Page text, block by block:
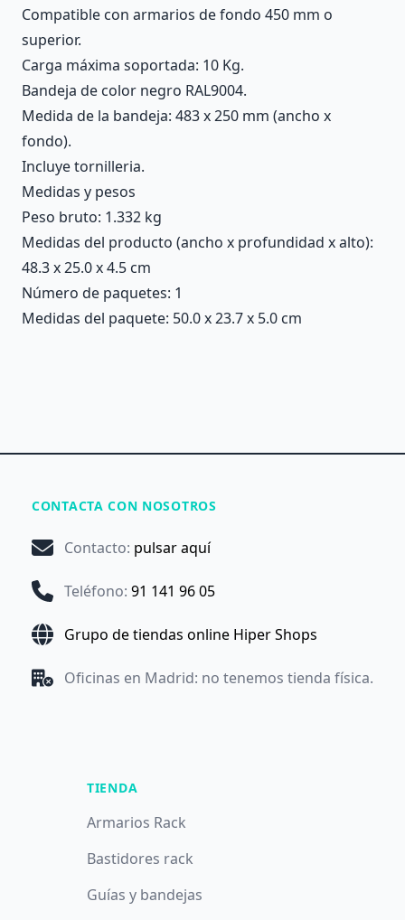
Compatible con armarios de fondo 450 mm o
superior.
Carga máxima soportada: 10 Kg.
Bandeja de color negro RAL9004.
Medida de la bandeja: 483 x 250 mm (ancho x
fondo).
Incluye tornilleria.
Medidas y pesos
Peso bruto: 1.332 kg
Medidas del producto (ancho x profundidad x alto):
48.3 x 25.0 x 4.5 cm
Número de paquetes: 1
Medidas del paquete: 50.0 x 23.7 x 5.0 cm
CONTACTA CON NOSOTROS
Contacto: pulsar aquí
Teléfono: 91 141 96 05
Grupo de tiendas online Hiper Shops
Oficinas en Madrid: no tenemos tienda física.
TIENDA
Armarios Rack
Bastidores rack
Guías y bandejas